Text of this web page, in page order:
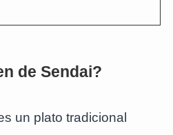
de Sendai?
un plato tradicional